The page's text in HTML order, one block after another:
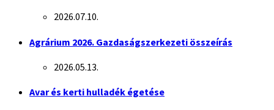
2026.07.10.
Agrárium 2026. Gazdaságszerkezeti összeírás
2026.05.13.
Avar és kerti hulladék égetése